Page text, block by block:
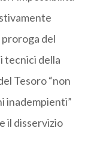
proroga del
tecnici della
Tesoro “non
inadempienti”
il disservizio